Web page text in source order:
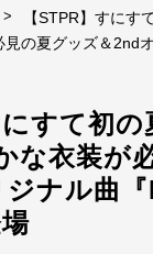
>
【STPR】すにす
の夏グッズ＆2nd
にすて初
な衣装が
ナル曲